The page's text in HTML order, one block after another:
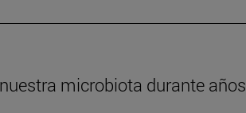
microbiota durante años